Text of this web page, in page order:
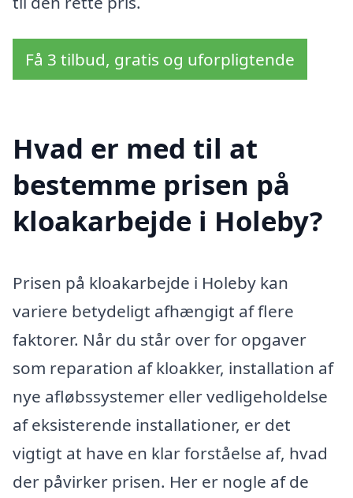
Få 3 tilbud, gratis og uforpligtende
Hvad er med til at
bestemme prisen på
kloakarbejde i Holeby?
Prisen på kloakarbejde i Holeby kan
variere betydeligt afhængigt af flere
faktorer. Når du står over for opgaver
som reparation af kloakker, installation af
nye afløbssystemer eller vedligeholdelse
af eksisterende installationer, er det
vigtigt at have en klar forståelse af, hvad
der påvirker prisen. Her er nogle af de